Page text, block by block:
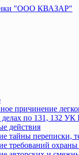
причинение
делах по 131, 132
действия
тайны переписки,
требований охраны